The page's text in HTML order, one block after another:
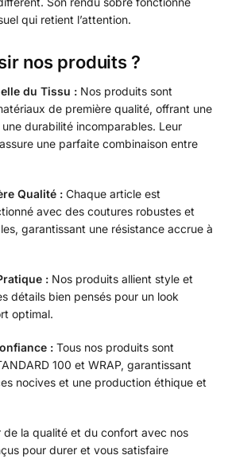
qui retient l’attention.
nos produits ?
du Tissu : Nos produits sont
de première qualité, offrant une
durabilité incomparables. Leur
une parfaite combinaison entre
Qualité : Chaque article est
avec des coutures robustes et
garantissant une résistance accrue à
: Nos produits allient style et
détails bien pensés pour un look
optimal.
: Tous nos produits sont
100 et WRAP, garantissant
nocives et une production éthique et
de la qualité et du confort avec nos
pour durer et vous satisfaire